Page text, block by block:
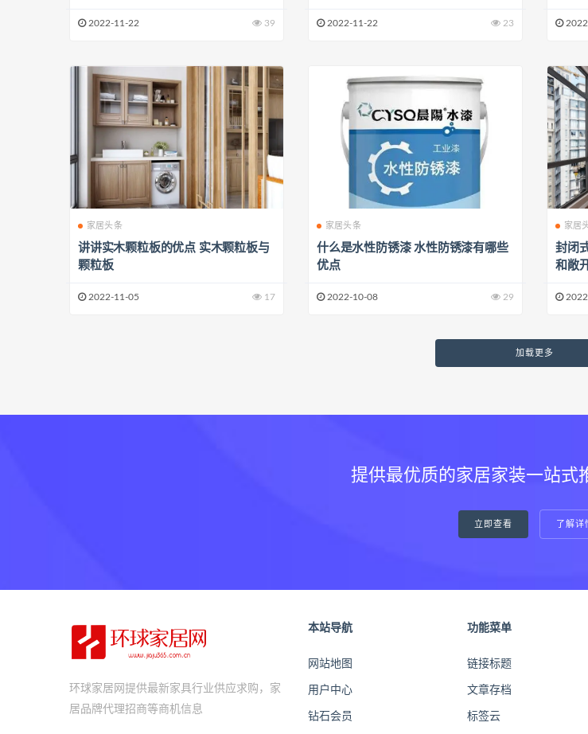
2022-11-22 39 2022-11-22 23
家居头条
讲讲实木颗粒板的优点 实木颗粒板与
颗粒板
2022-11-05 17
家居头条
什么是水性防锈漆 水性防锈漆有哪些
优点
2022-10-08 29
家居
封闭
和敞
加载更多
提供最优质的家居家装一站式
立即查看 了解详
环球家居网提供最新家具行业供应求购，家
居品牌代理招商等商机信息
本站导航
网站地图
用户中心
钻石会员
功能菜单
链接标题
文章存档
标签云